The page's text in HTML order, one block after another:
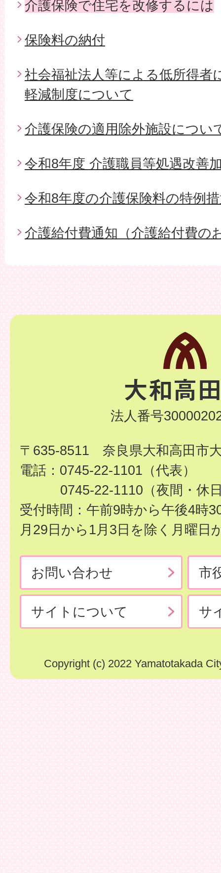
介護保険で住宅を改修するには
保険料の納付
社会福祉法人等による低所得者
軽減制度について
介護保険の適用除外施設につい
令和8年度 介護職員等処遇改善
令和8年度の介護保険料の特例
介護給付費通知（介護給付費の
法人番号
〒635-8511 奈良県大和高田市
電話：0745-22-1101（代表）
0745-22-1110（夜間・休
受付時間：午前9時から午後4時
月29日から1月3日を除く月曜日
お問い合わせ 市
サイトについて サ
Copyright (c) 2022 Yamatotakada